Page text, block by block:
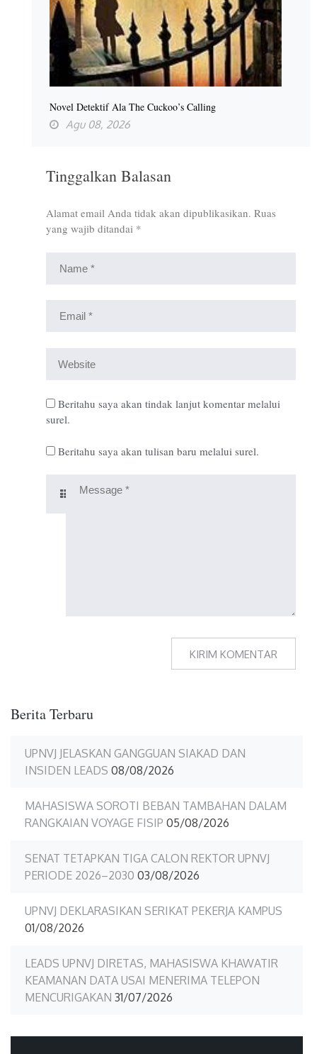
Novel Detektif Ala The Cuckoo’s Calling
Agu 08, 2026
Tinggalkan Balasan
Alamat email Anda tidak akan dipublikasikan. Ruas
yang wajib ditandai *
Beritahu saya akan tindak lanjut komentar melalui
surel.
Beritahu saya akan tulisan baru melalui surel.
Berita Terbaru
UPNVJ JELASKAN GANGGUAN SIAKAD DAN
INSIDEN LEADS 08/08/2026
MAHASISWA SOROTI BEBAN TAMBAHAN DALAM
RANGKAIAN VOYAGE FISIP 05/08/2026
SENAT TETAPKAN TIGA CALON REKTOR UPNVJ
PERIODE 2026–2030 03/08/2026
UPNVJ DEKLARASIKAN SERIKAT PEKERJA KAMPUS
01/08/2026
LEADS UPNVJ DIRETAS, MAHASISWA KHAWATIR
KEAMANAN DATA USAI MENERIMA TELEPON
MENCURIGAKAN 31/07/2026